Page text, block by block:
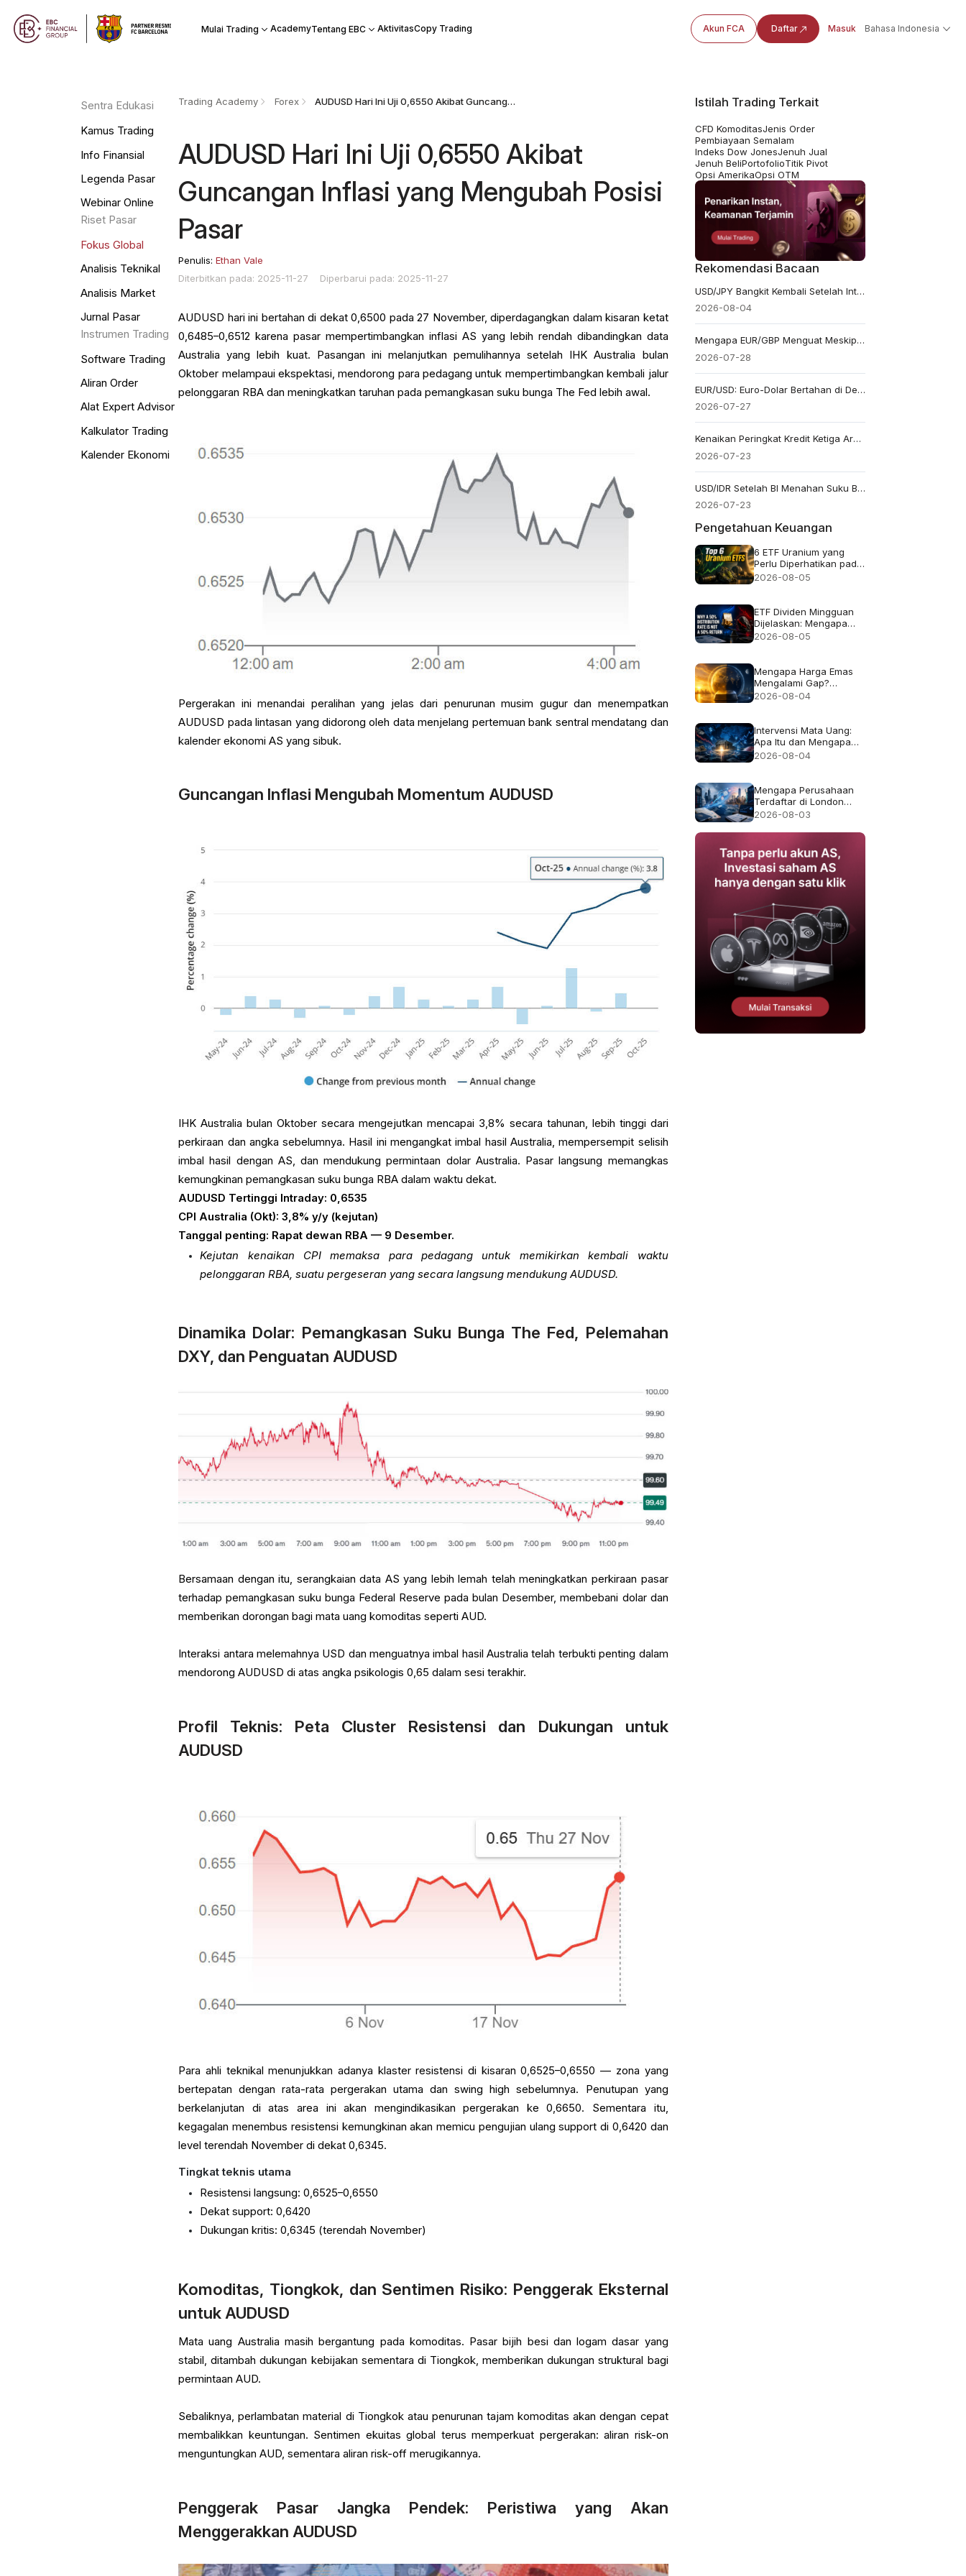
Mulai Trading AcademyTentang EBC AktivitasCopy Trading Akun FCA Daftar Masuk Bahasa Indonesia
Sentra Edukasi
Kamus Trading
Info Finansial
Legenda Pasar
Webinar Online
Riset Pasar
Fokus Global
Analisis Teknikal
Analisis Market
Jurnal Pasar
Instrumen Trading
Software Trading
Aliran Order
Alat Expert Advisor
Kalkulator Trading
Kalender Ekonomi
Trading Academy Forex AUDUSD Hari Ini Uji 0,6550 Akibat Guncangan Inflasi yang Mengubah Posisi Pasar
AUDUSD Hari Ini Uji 0,6550 Akibat
Guncangan Inflasi yang Mengubah Posisi
Pasar
Penulis:Ethan Vale
Diterbitkan pada: 2025-11-27
Diperbarui pada: 2025-11-27
AUDUSD hari ini bertahan di dekat 0,6500 pada 27 November, diperdagangkan dalam kisaran ketat
0,6485–0,6512 karena pasar mempertimbangkan inflasi AS yang lebih rendah dibandingkan data
Australia yang lebih kuat. Pasangan ini melanjutkan pemulihannya setelah IHK Australia bulan
Oktober melampaui ekspektasi, mendorong para pedagang untuk mempertimbangkan kembali jalur
pelonggaran RBA dan meningkatkan taruhan pada pemangkasan suku bunga The Fed lebih awal.
Pergerakan ini menandai peralihan yang jelas dari penurunan musim gugur dan menempatkan
AUDUSD pada lintasan yang didorong oleh data menjelang pertemuan bank sentral mendatang dan
kalender ekonomi AS yang sibuk.
Guncangan Inflasi Mengubah Momentum AUDUSD
IHK Australia bulan Oktober secara mengejutkan mencapai 3,8% secara tahunan, lebih tinggi dari
perkiraan dan angka sebelumnya. Hasil ini mengangkat imbal hasil Australia, mempersempit selisih
imbal hasil dengan AS, dan mendukung permintaan dolar Australia. Pasar langsung memangkas
kemungkinan pemangkasan suku bunga RBA dalam waktu dekat.
AUDUSD Tertinggi Intraday: 0,6535
CPI Australia (Okt): 3,8% y/y (kejutan)
Tanggal penting: Rapat dewan RBA — 9 Desember.
Kejutan kenaikan CPI memaksa para pedagang untuk memikirkan kembali waktu
pelonggaran RBA, suatu pergeseran yang secara langsung mendukung AUDUSD.
Dinamika Dolar: Pemangkasan Suku Bunga The Fed, Pelemahan
DXY, dan Penguatan AUDUSD
Bersamaan dengan itu, serangkaian data AS yang lebih lemah telah meningkatkan perkiraan pasar
terhadap pemangkasan suku bunga Federal Reserve pada bulan Desember, membebani dolar dan
memberikan dorongan bagi mata uang komoditas seperti AUD.
Interaksi antara melemahnya USD dan menguatnya imbal hasil Australia telah terbukti penting dalam
mendorong AUDUSD di atas angka psikologis 0,65 dalam sesi terakhir.
Profil Teknis: Peta Cluster Resistensi dan Dukungan untuk
AUDUSD
Para ahli teknikal menunjukkan adanya klaster resistensi di kisaran 0,6525–0,6550 — zona yang
bertepatan dengan rata-rata pergerakan utama dan swing high sebelumnya. Penutupan yang
berkelanjutan di atas area ini akan mengindikasikan pergerakan ke 0,6650. Sementara itu,
kegagalan menembus resistensi kemungkinan akan memicu pengujian ulang support di 0,6420 dan
level terendah November di dekat 0,6345.
Tingkat teknis utama
Resistensi langsung: 0,6525–0,6550
Dekat support: 0,6420
Dukungan kritis: 0,6345 (terendah November)
Komoditas, Tiongkok, dan Sentimen Risiko: Penggerak Eksternal
untuk AUDUSD
Mata uang Australia masih bergantung pada komoditas. Pasar bijih besi dan logam dasar yang
stabil, ditambah dukungan kebijakan sementara di Tiongkok, memberikan dukungan struktural bagi
permintaan AUD.
Sebaliknya, perlambatan material di Tiongkok atau penurunan tajam komoditas akan dengan cepat
membalikkan keuntungan. Sentimen ekuitas global terus memperkuat pergerakan: aliran risk-on
menguntungkan AUD, sementara aliran risk-off merugikannya.
Penggerak Pasar Jangka Pendek: Peristiwa yang Akan
Menggerakkan AUDUSD
Istilah Trading Terkait
CFD KomoditasJenis Order
Pembiayaan Semalam
Indeks Dow JonesJenuh Jual
Jenuh BeliPortofolioTitik Pivot
Opsi AmerikaOpsi OTM
Rekomendasi Bacaan
USD/JPY Bangkit Kembali Setelah Intervensi Yen AS-Jepang. Apakah Itu Berhasil?
2026-08-04
Mengapa EUR/GBP Menguat Meskipun Sterling Memiliki Keunggulan Suku Bunga 150bp?
2026-07-28
EUR/USD: Euro-Dolar Bertahan di Dekat 1.14 Menjelang Keputusan The Fed
2026-07-27
Kenaikan Peringkat Kredit Ketiga Argentina: Mengapa Peso Belum Menguat?
2026-07-23
USD/IDR Setelah BI Menahan Suku Bunga di 5,75%: Bisakah Rupiah Pulih?
2026-07-23
Pengetahuan Keuangan
6 ETF Uranium yang
Perlu Diperhatikan pada
2026 dan Isi
2026-08-05
ETF Dividen Mingguan
Dijelaskan: Mengapa
Tingkat Distribusi 50%
2026-08-05
Mengapa Harga Emas
Mengalami Gap?
Penjelasan Jam Trading
2026-08-04
Intervensi Mata Uang:
Apa Itu dan Mengapa
Kadang Gagal
2026-08-04
Mengapa Perusahaan
Terdaftar di London
Pindah ke AS, dan Apa
Pemegang Saham?
2026-08-03